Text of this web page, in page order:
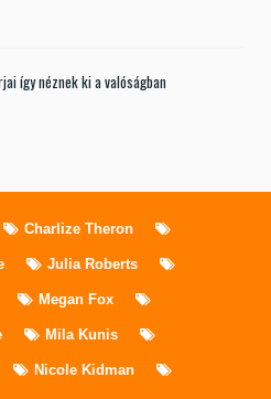
így néznek ki a valóságban
Charlize Theron
Julia Roberts
Megan Fox
Mila Kunis
Nicole Kidman